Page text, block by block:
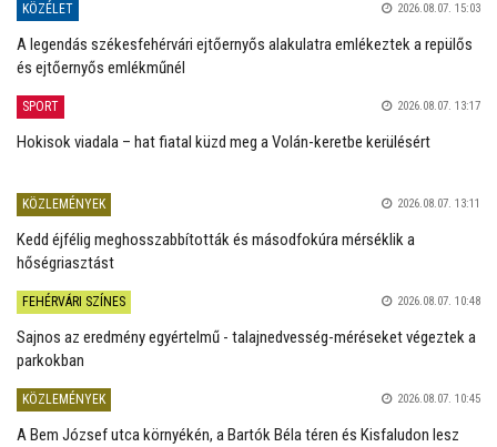
KÖZÉLET 2026.08.07. 15:03
A legendás székesfehérvári ejtőernyős alakulatra emlékeztek a repülős
és ejtőernyős emlékműnél
SPORT 2026.08.07. 13:17
Hokisok viadala – hat fiatal küzd meg a Volán-keretbe kerülésért
KÖZLEMÉNYEK 2026.08.07. 13:11
Kedd éjfélig meghosszabbították és másodfokúra mérséklik a
hőségriasztást
FEHÉRVÁRI SZÍNES 2026.08.07. 10:48
Sajnos az eredmény egyértelmű - talajnedvesség-méréseket végeztek a
parkokban
KÖZLEMÉNYEK 2026.08.07. 10:45
A Bem József utca környékén, a Bartók Béla téren és Kisfaludon lesz